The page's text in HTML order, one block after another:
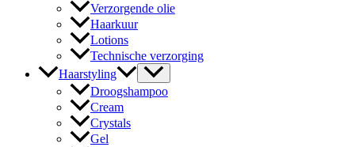
Verzorgende olie
Haarkuur
Lotions
Technische verzorging
Haarstyling
Droogshampoo
Cream
Crystals
Gel